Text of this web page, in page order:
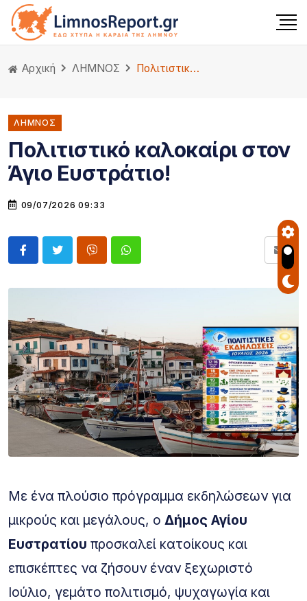
Αρχική ΛΗΜΝΟΣ Πολιτιστικό καλοκαίρι στον Άγιο Ευστράτιο!
ΛΗΜΝΟΣ
Πολιτιστικό καλοκαίρι στον
Άγιο Ευστράτιο!
09/07/2026 09:33
Με ένα πλούσιο πρόγραμμα εκδηλώσεων για
μικρούς και μεγάλους, ο Δήμος Αγίου
Ευστρατίου προσκαλεί κατοίκους και
επισκέπτες να ζήσουν έναν ξεχωριστό
Ιούλιο, γεμάτο πολιτισμό, ψυχαγωγία και